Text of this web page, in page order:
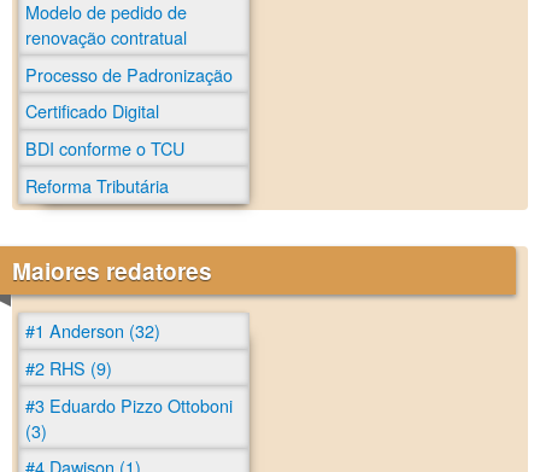
Modelo de pedido de
renovação contratual
Processo de Padronização
Certificado Digital
BDI conforme o TCU
Reforma Tributária
Maiores redatores
#1 Anderson (32)
#2 RHS (9)
#3 Eduardo Pizzo Ottoboni
(3)
#4 Dawison (1)